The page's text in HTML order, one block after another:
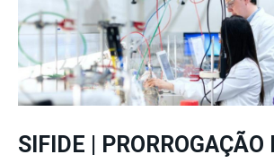
SIFIDE | PRORROGAÇÃO
PÁGINAS